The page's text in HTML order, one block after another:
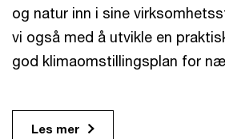
og natur inn i sine
vi også med å utvikle en
god klimaomstillingsplan for
Les mer